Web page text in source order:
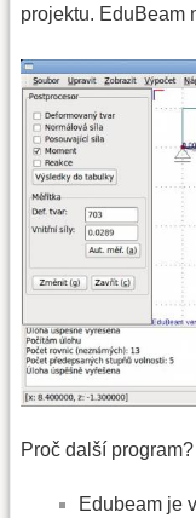
projektu. EduBeam
Proč další program?
Edubeam je